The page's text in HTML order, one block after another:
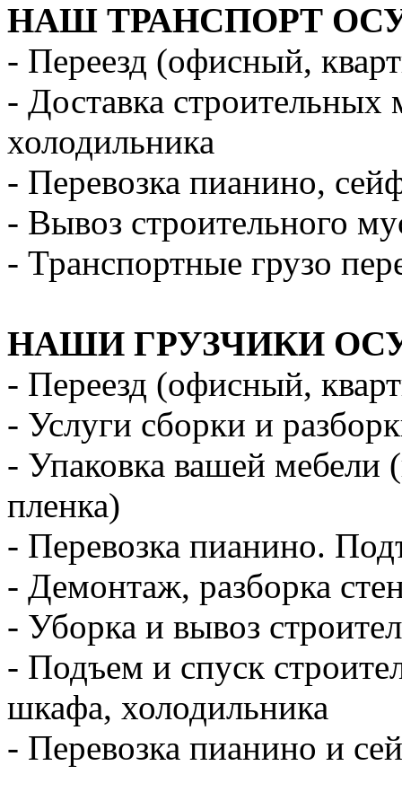
НАШ ТРАНСПОРТ
- Переезд (офисный,
- Доставка
холодильника
- Перевозка пианино,
- Вывоз строительного
- Транспортные грузо
НАШИ ГРУЗЧИКИ
- Переезд (офисный,
- Услуги сборки и
- Упаковка вашей мебели
пленка)
- Перевозка пианино.
- Демонтаж, разборка
- Уборка и вывоз
- Подъем и спуск
шкафа, холодильника
- Перевозка пианино и